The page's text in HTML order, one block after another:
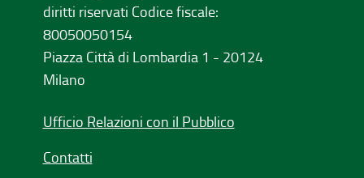
diritti riservati Codice fiscale:
80050050154
Piazza Città di Lombardia 1 - 20124
Milano
Ufficio Relazioni con il Pubblico
Contatti